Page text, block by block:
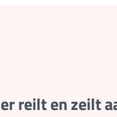
reilt en zeilt